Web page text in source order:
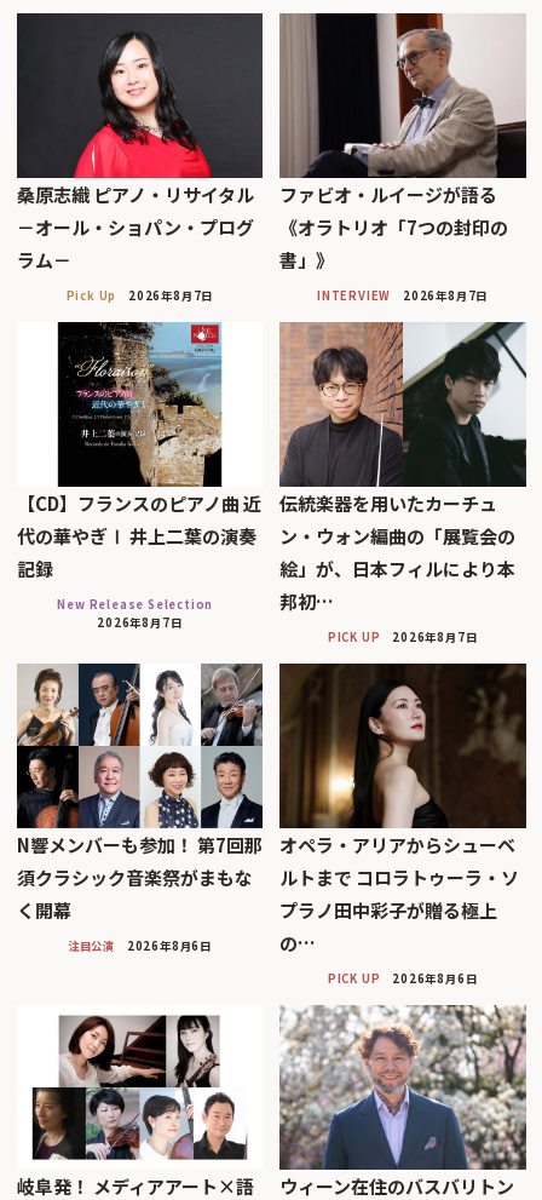
桑原志織 ピアノ・リサイタル
－オール・ショパン・プログ
ラム－
Pick Up 2026年8月7日
ファビオ・ルイージが語る
《オラトリオ「7つの封印の
書」》
INTERVIEW 2026年8月7日
【CD】フランスのピアノ曲 近
代の華やぎⅠ 井上二葉の演奏
記録
New Release Selection
2026年8月7日
伝統楽器を用いたカーチュ
ン・ウォン編曲の「展覧会の
絵」が、日本フィルにより本
邦初…
PICK UP 2026年8月7日
N響メンバーも参加！ 第7回那
須クラシック音楽祭がまもな
く開幕
注目公演 2026年8月6日
オペラ・アリアからシューベ
ルトまで コロラトゥーラ・ソ
プラノ田中彩子が贈る極上
の…
PICK UP 2026年8月6日
岐阜発！ メディアアート×語
ウィーン在住のバスバリトン